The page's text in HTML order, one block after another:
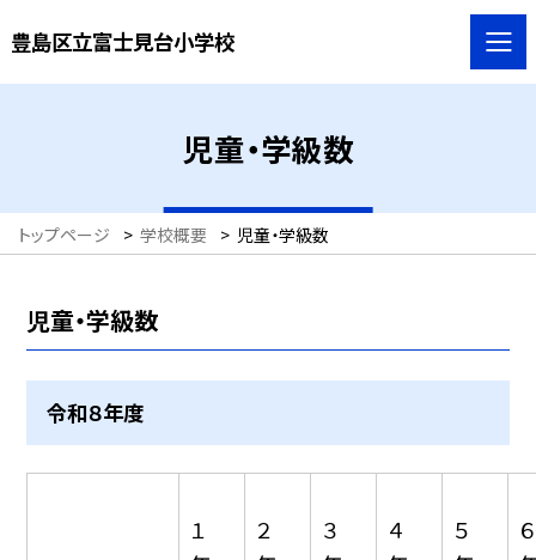
豊島区立富士見台小学校
児童・学級数
トップページ > 学校概要 > 児童・学級数
児童・学級数
令和８年度
１
２
３
４
５